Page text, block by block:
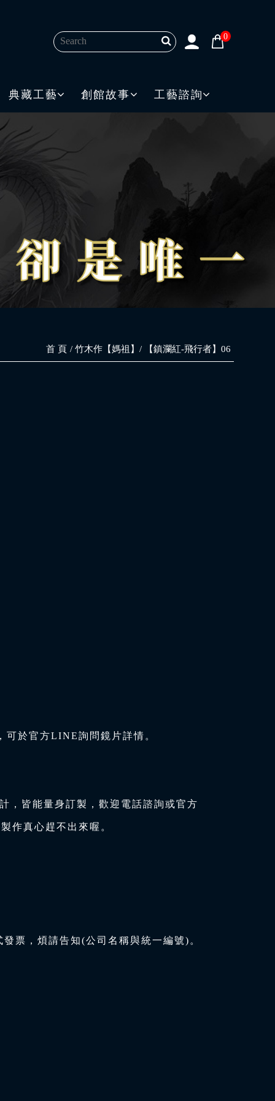
0
典藏工藝 創館故事 工藝諮詢
首 頁 竹木作【媽祖】 【鎮瀾紅-飛行者】06
可於官方LINE詢問鏡片詳情。
，皆能量身訂製，歡迎電話諮詢或官方
作真心趕不出來喔。
票，煩請告知(公司名稱與統一編號)。